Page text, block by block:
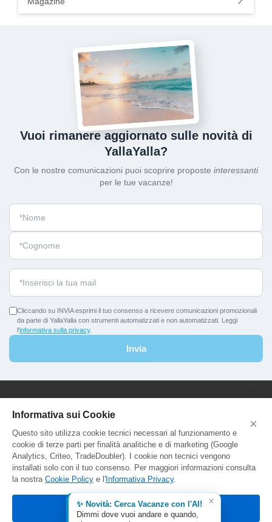
×
Informativa sui Cookie
Questo sito utilizza cookie tecnici necessari al funzionamento e
cookie di terze parti per finalità analitiche e di marketing (Google
Analytics, Criteo, TradeDoubler). I cookie non tecnici vengono
installati solo con il tuo consenso. Per maggiori informazioni consulta
la nostra Cookie Policy e l' Informativa Privacy.
Accetta tutti
✨ Novità: Cerca Vacanze con l'AI!
Dimmi dove vuoi andare e quando,
×
Vuoi rimanere aggiornato sulle novità di
YallaYalla?
Con le nostre comunicazioni puoi scoprire proposte interessanti
per le tue vacanze!
Cliccando su INVIA esprimi il tuo consenso a ricevere comunicazioni promozionali
da parte di YallaYalla con strumenti automatizzati e non automatizzati. Leggi
l'informativa sulla privacy.
Invia
YallaYalla - DICA Srl
Sede Legale e Agenzia al Pubblico:
Viale Adriatico 127 - 00141 Roma
P.Iva e C.F. IT13366331000
Aut. Reg. Lazio Prot. GR744549